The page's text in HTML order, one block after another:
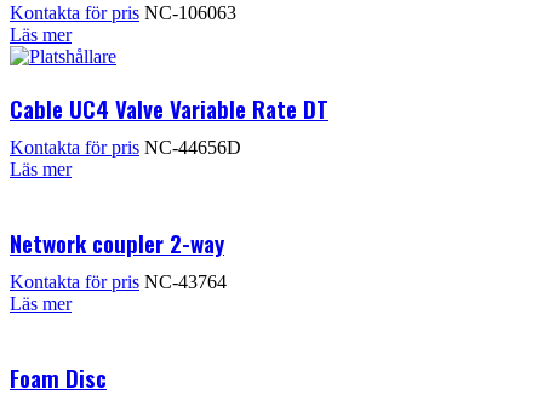
Kontakta för pris NC-106063
Läs mer
Cable UC4 Valve Variable Rate DT
Kontakta för pris NC-44656D
Läs mer
Network coupler 2-way
Kontakta för pris NC-43764
Läs mer
Foam Disc